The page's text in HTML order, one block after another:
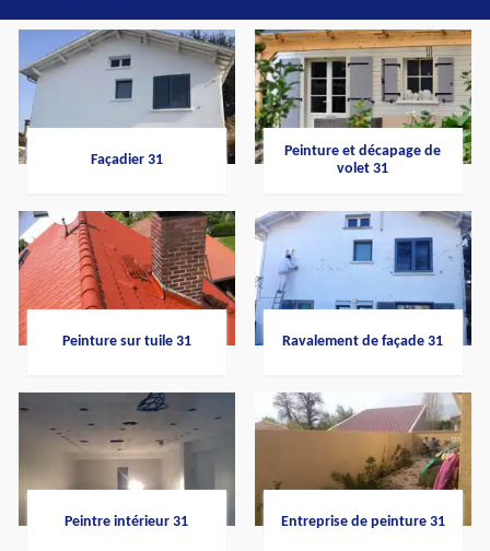
Façadier 31
Peinture et décapage de
volet 31
Peinture sur tuile 31 Ravalement de façade 31
Peintre intérieur 31 Entreprise de peinture 31